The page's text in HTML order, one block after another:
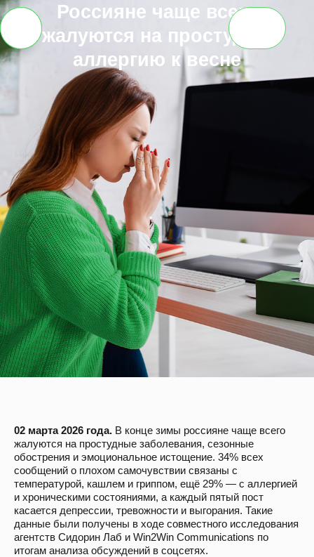
О
Клиенты
Новости
Контакты
EN
Россияне чаще всего
жалуются на простуду и
аллергию к весне
02 марта 2026 года. В конце зимы россияне чаще всего
жалуются на простудные заболевания, сезонные
обострения и эмоциональное истощение. 34% всех
сообщений о плохом самочувствии связаны с
температурой, кашлем и гриппом, ещё 29% — с аллергией
и хроническими состояниями, а каждый пятый пост
касается депрессии, тревожности и выгорания. Такие
данные были получены в ходе совместного исследования
агентств Сидорин Лаб и Win2Win Communications по
итогам анализа обсуждений в соцсетях.